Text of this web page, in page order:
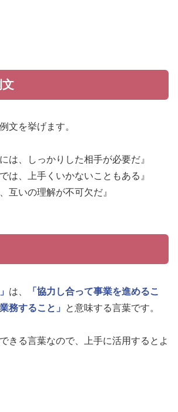
文
文を挙げます。
は、しっかりした相手が必要だ』
は、上手くいかないこともある』
互いの理解が不可欠だ』
は、
「協力し合って事業を進めるこ
務すること」 と意味する言葉です。
きる言葉なので、上手に活用するとよ